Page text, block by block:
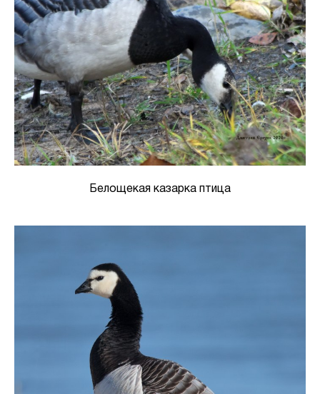
Белощекая казарка птица